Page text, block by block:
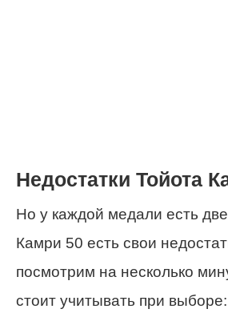
Недостатки Тойота
Но у каждой медали есть
Камри 50 есть свои
посмотрим на несколько
стоит учитывать при выборе: